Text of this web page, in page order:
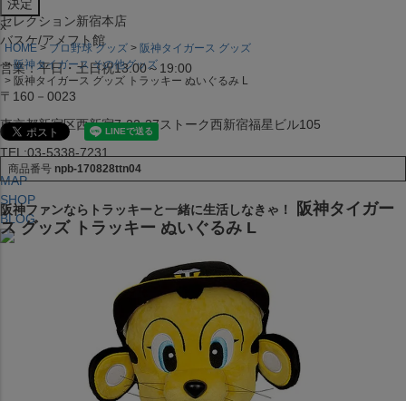
セレクション新宿本店
バスケ/アメフト館
営業：平日・土日祝13:00～19:00
〒160－0023
東京都新宿区西新宿7-22-37ストーク西新宿福星ビル105
TEL:03-5338-7231
MAP
SHOP
BLOG
セレクション大阪店BIGSTEP 2F
営業：平日・土日祝12:00～19:00
大阪府大阪市中央区西心斎橋1丁目6番14号
TEL:06-4708-3300
x
HOME プロ野球 グッズ
阪神タイガース グッズ
阪神タイガース その他グッズ
阪神タイガース グッズ トラッキー ぬいぐるみ L
商品番号 npb-170828ttn04
阪神ファンならトラッキーと一緒に生活しなきゃ！
阪神タイガー
ス グッズ トラッキー ぬいぐるみ L